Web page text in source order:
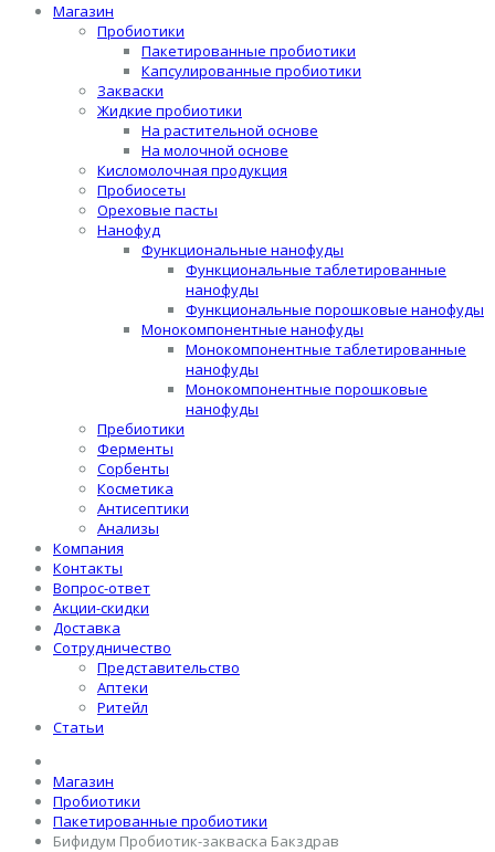
Магазин
Пробиотики
Пакетированные пробиотики
Капсулированные пробиотики
Закваски
Жидкие пробиотики
На растительной основе
На молочной основе
Кисломолочная продукция
Пробиосеты
Ореховые пасты
Нанофуд
Функциональные нанофуды
Функциональные таблетированные
нанофуды
Функциональные порошковые нанофуды
Монокомпонентные нанофуды
Монокомпонентные таблетированные
нанофуды
Монокомпонентные порошковые
нанофуды
Пребиотики
Ферменты
Сорбенты
Косметика
Антисептики
Анализы
Компания
Контакты
Вопрос-ответ
Акции-скидки
Доставка
Сотрудничество
Представительство
Аптеки
Ритейл
Статьи
Магазин
Пробиотики
Пакетированные пробиотики
Бифидум Пробиотик-закваска Бакздрав